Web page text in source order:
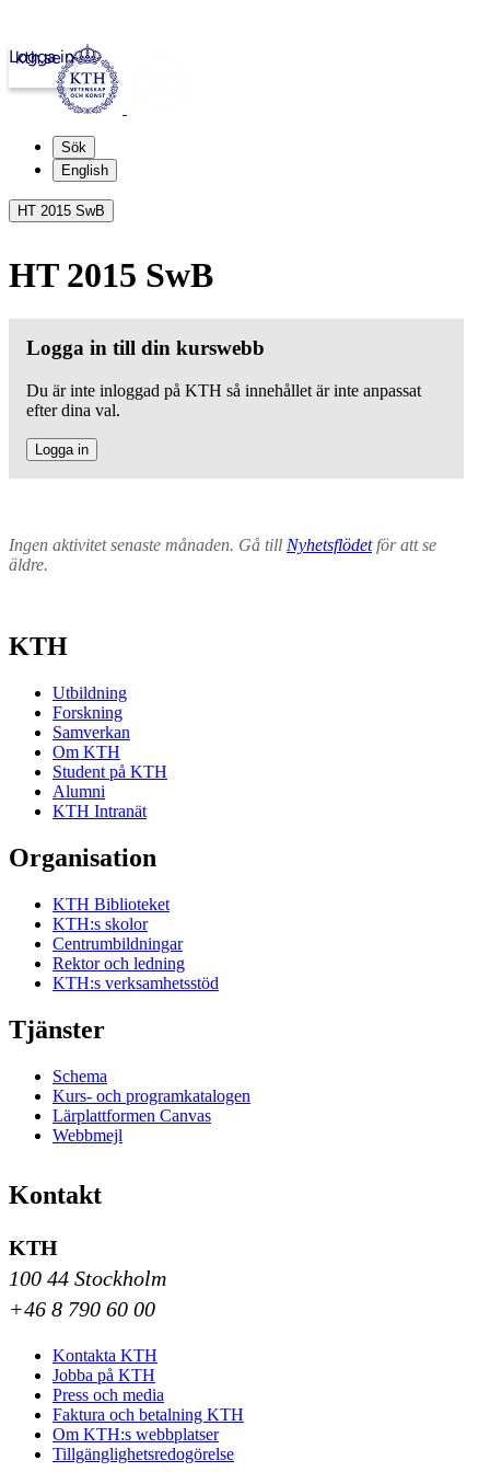
kth.se
Logga in
Sök
English
HT 2015 SwB
HT 2015 SwB
Logga in till din kurswebb
Du är inte inloggad på KTH så innehållet är inte anpassat
efter dina val.
Logga in
Ingen aktivitet senaste månaden. Gå till Nyhetsflödetför att se
äldre.
KTH
Utbildning
Forskning
Samverkan
Om KTH
Student på KTH
Alumni
KTH Intranät
Organisation
KTH Biblioteket
KTH:s skolor
Centrumbildningar
Rektor och ledning
KTH:s verksamhetsstöd
Tjänster
Schema
Kurs- och programkatalogen
Lärplattformen Canvas
Webbmejl
Kontakt
KTH
100 44 Stockholm
+46 8 790 60 00
Kontakta KTH
Jobba på KTH
Press och media
Faktura och betalning KTH
Om KTH:s webbplatser
Tillgänglighetsredogörelse